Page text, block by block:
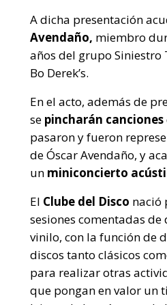
A dicha presentación
Avendaño, miembro
años del grupo Siniestro
Bo Derek’s.
En el acto, además de
se pincharán canciones
pasaron y fueron
de Óscar Avendaño, y
un miniconcierto
El Clube del Disco nació
sesiones comentadas
vinilo, con la función de
discos tanto clásicos
para realizar otras
que pongan en valor un